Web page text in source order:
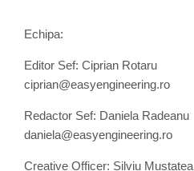
Echipa:
Editor Sef: Ciprian Rotaru
ciprian@easyengineering.ro
Redactor Sef: Daniela Radeanu
daniela@easyengineering.ro
Creative Officer: Silviu Mustatea